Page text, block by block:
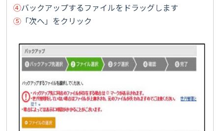
④バックアップするファイルをドラッグします
⑤ 「次へ」をクリック